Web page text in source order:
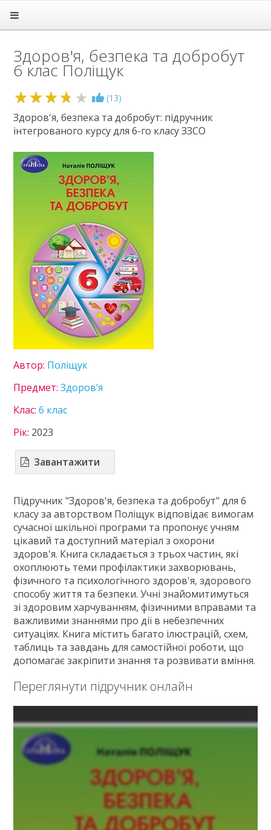
Підручники
1 клас
2 клас
4 клас
5 клас
6 клас
Англійська мова
Біологія
Географія
Громадянська освіта
Зарубіжна література
Здоров'я
Інформатика
Історія
Культура добросусідства
Література
Математика
Мистецтво
Мови нац. меншин
Німецька мова
Технології
Українська література
Французька мова
7 клас
9 клас
10 клас
ГДЗ
Статті
Зв'язок
Політика
Здоров'я, безпека та добробут
6 клас Поліщук
3.7 (13)
Здоров'я, безпека та добробут: підручник
інтегрованого курсу для 6-го класу ЗЗСО
Автор: Поліщук
Предмет:Здоров’я
Клас:6 клас
Рік: 2023
Завантажити
Підручник "Здоров'я, безпека та добробут" для 6
класу за авторством Поліщук відповідає вимогам
сучасної шкільної програми та пропонує учням
цікавий та доступний матеріал з охорони
здоров'я. Книга складається з трьох частин, які
охоплюють теми профілактики захворювань,
фізичного та психологічного здоров'я, здорового
способу життя та безпеки. Учні знайомитимуться
зі здоровим харчуванням, фізичними вправами та
важливими знаннями про дії в небезпечних
ситуаціях. Книга містить багато ілюстрацій, схем,
таблиць та завдань для самостійної роботи, що
допомагає закріпити знання та розвивати вміння.
Переглянути підручник онлайн